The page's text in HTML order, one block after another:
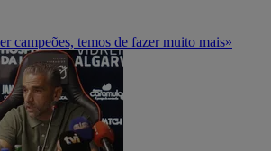
campeões, temos de fazer muito mais»